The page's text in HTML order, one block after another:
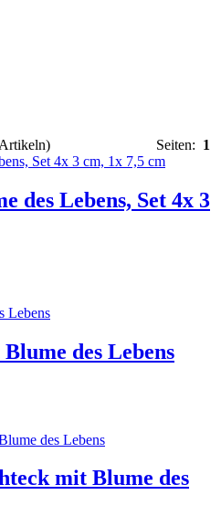
Artikeln) Seiten: 1
des Lebens, Set 4x 3
des Lebens
mit Blume des